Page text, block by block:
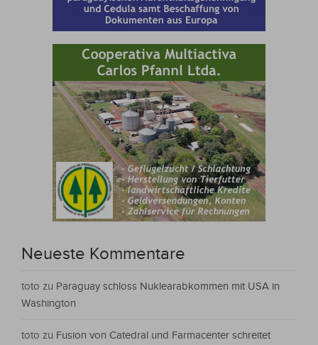
Neueste Kommentare
toto zu Paraguay schloss Nuklearabkommen mit USA in
Washington
toto zu Fusion von Catedral und Farmacenter schreitet